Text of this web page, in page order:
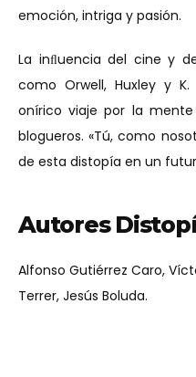
emoción, intriga y pasión.
La inﬂuencia del cine y
como Orwell, Huxley y
onírico viaje por la
blogueros. «Tú, como
de esta distopía en un
Autores
Alfonso Gutiérrez Caro,
Terrer, Jesús Boluda.